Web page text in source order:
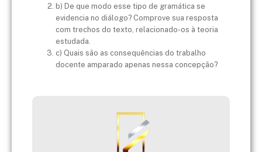
b) De que modo esse tipo de gramática se
evidencia no diálogo? Comprove sua resposta
com trechos do texto, relacionado-os à teoria
estudada.
c) Quais são as consequências do trabalho
docente amparado apenas nessa concepção?